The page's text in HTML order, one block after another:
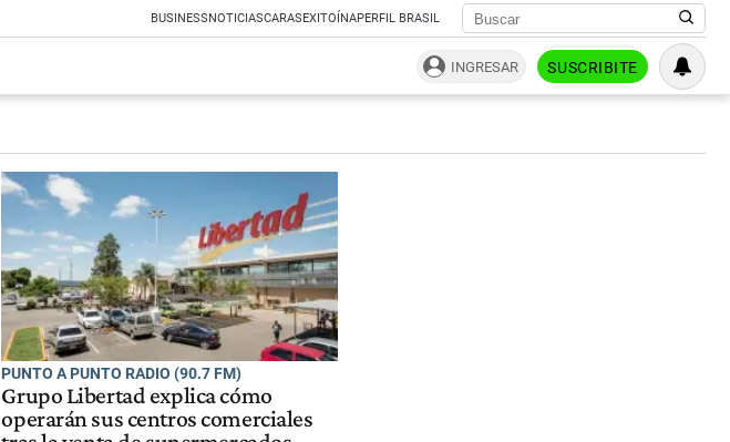
BUSINESSNOTICIASCARASEXITOÍNAPERFIL BRASIL
INGRESAR SUSCRIBITE
PUNTO A PUNTO RADIO (90.7 FM)
Grupo Libertad explica cómo
operarán sus centros comerciales